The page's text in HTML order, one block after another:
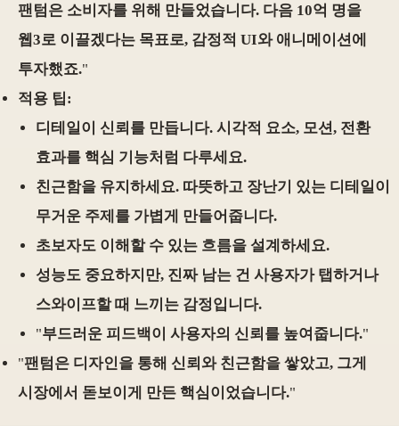
팬텀은 소비자를 위해 만들었습니다. 다음 10억 명을
웹3로 이끌겠다는 목표로, 감정적 UI와 애니메이션에
투자했죠."
적용 팁:
디테일이 신뢰를 만듭니다. 시각적 요소, 모션, 전환
효과를 핵심 기능처럼 다루세요.
친근함을 유지하세요. 따뜻하고 장난기 있는 디테일이
무거운 주제를 가볍게 만들어줍니다.
초보자도 이해할 수 있는 흐름을 설계하세요.
성능도 중요하지만, 진짜 남는 건 사용자가 탭하거나
스와이프할 때 느끼는 감정입니다.
"부드러운 피드백이 사용자의 신뢰를 높여줍니다."
"팬텀은 디자인을 통해 신뢰와 친근함을 쌓았고, 그게
시장에서 돋보이게 만든 핵심이었습니다."